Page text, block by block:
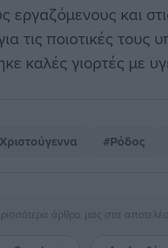
εργαζόμενους και
τις ποιοτικές τους
καλές γιορτές με
#Ρόδος
άρθρα μας στα